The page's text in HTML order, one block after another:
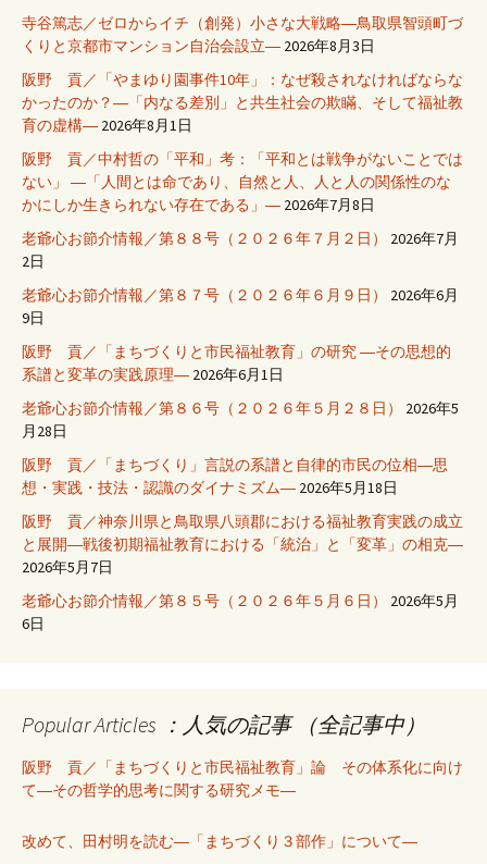
寺谷篤志／ゼロからイチ（創発）小さな大戦略―鳥取県智頭町づ
くりと京都市マンション自治会設立― 2026年8月3日
阪野 貢／「やまゆり園事件10年」：なぜ殺されなければならな
かったのか？―「内なる差別」と共生社会の欺瞞、そして福祉教
育の虚構― 2026年8月1日
阪野 貢／中村哲の「平和」考：「平和とは戦争がないことでは
ない」 ―「人間とは命であり、自然と人、人と人の関係性のな
かにしか生きられない存在である」― 2026年7月8日
老爺心お節介情報／第８８号（２０２６年７月２日）
2026年7月
2日
老爺心お節介情報／第８７号（２０２６年６月９日）
2026年6月
9日
阪野 貢／「まちづくりと市民福祉教育」の研究 ―その思想的
系譜と変革の実践原理― 2026年6月1日
老爺心お節介情報／第８６号（２０２６年５月２８日）
2026年5
月28日
阪野 貢／「まちづくり」言説の系譜と自律的市民の位相―思
想・実践・技法・認識のダイナミズム― 2026年5月18日
阪野 貢／神奈川県と鳥取県八頭郡における福祉教育実践の成立
と展開―戦後初期福祉教育における「統治」と「変革」の相克―
2026年5月7日
老爺心お節介情報／第８５号（２０２６年５月６日）
2026年5月
6日
Popular Articles ：人気の記事 （全記事中）
阪野 貢／「まちづくりと市民福祉教育」論 その体系化に向け
て―その哲学的思考に関する研究メモ―
改めて、田村明を読む―「まちづくり３部作」について―